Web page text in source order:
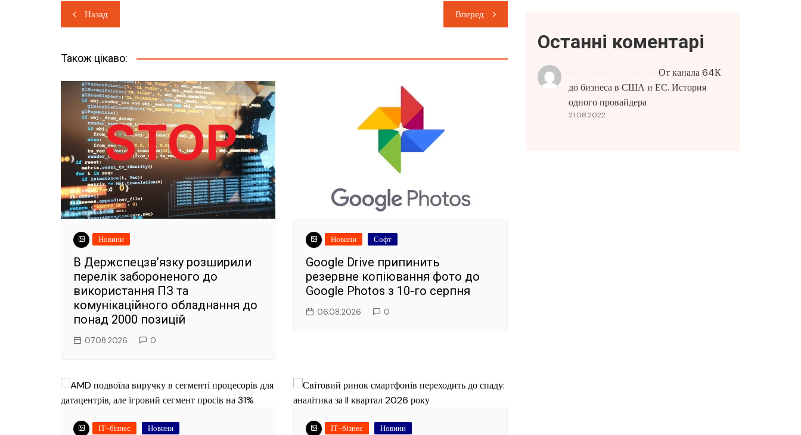
Навігація
записів
Назад Вперед
Також цікаво:
Новини
В Держспецзв’язку розширили
перелік забороненого до
використання ПЗ та
комунікаційного обладнання до
понад 2000 позицій
07.08.2026 0
Новини Софт
Google Drive припинить
резервне копіювання фото до
Google Photos з 10-го серпня
06.08.2026 0
ІТ-бізнес Новини ІТ-бізнес Новини
Останні коментарі
От канала 64К
до бизнеса в США и ЕС. История
одного провайдера
21.08.2022